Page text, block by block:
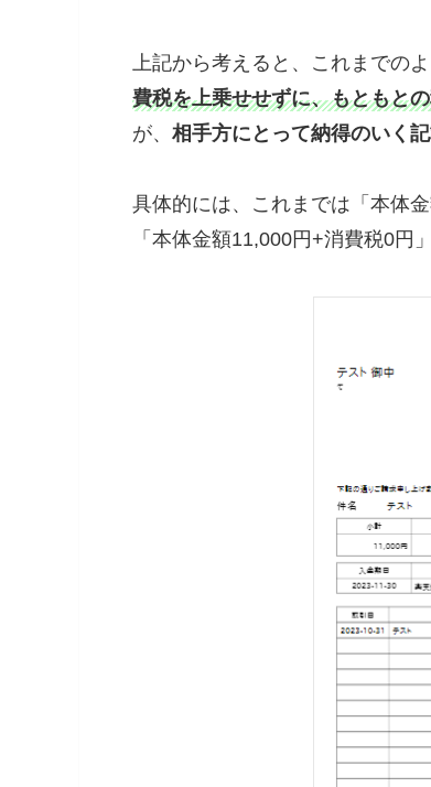
上記から考えると、これまでの
費税を上乗せせずに、もともと
が、 相手方にとって納得のいく
具体的には、これまでは「本体
「本体金額11,000円+消費税0円